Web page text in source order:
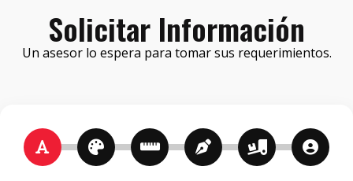
Solicitar Información
Un asesor lo espera para tomar sus requerimientos.